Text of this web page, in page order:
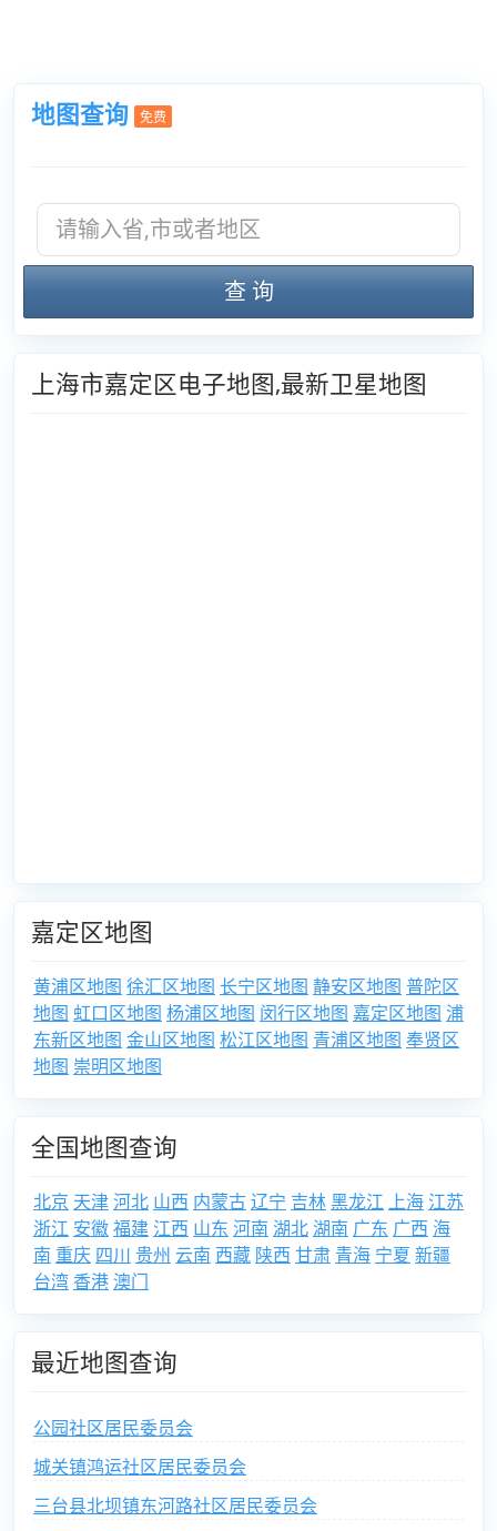
地图查询 免费
查 询
上海市嘉定区电子地图,最新卫星地图
嘉定区地图
黄浦区地图 徐汇区地图 长宁区地图 静安区地图 普陀区
地图 虹口区地图 杨浦区地图 闵行区地图 嘉定区地图 浦
东新区地图 金山区地图 松江区地图 青浦区地图 奉贤区
地图 崇明区地图
全国地图查询
北京 天津河北 山西 内蒙古辽宁 吉林黑龙江 上海 江苏
浙江 安徽福建 江西 山东 河南 湖北湖南 广东 广西 海
南 重庆 四川 贵州 云南 西藏 陕西 甘肃 青海 宁夏 新疆
台湾 香港 澳门
最近地图查询
公园社区居民委员会
城关镇鸿运社区居民委员会
三台县北坝镇东河路社区居民委员会